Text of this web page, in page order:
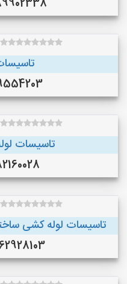
تاسیسات
تاسیسات لوله کشی ساختمان 24ساعته
09162928103